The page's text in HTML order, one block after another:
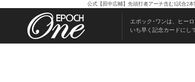
公式【田中広輔】先頭打者アーチ含む1試合2
エポック･ワンは、ヒー
いち早く記念カードにし